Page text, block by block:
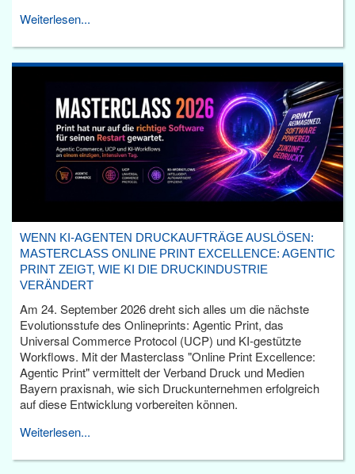
Weiterlesen...
WENN KI-AGENTEN DRUCKAUFTRÄGE AUSLÖSEN:
MASTERCLASS ONLINE PRINT EXCELLENCE: AGENTIC
PRINT ZEIGT, WIE KI DIE DRUCKINDUSTRIE
VERÄNDERT
Am 24. September 2026 dreht sich alles um die nächste
Evolutionsstufe des Onlineprints: Agentic Print, das
Universal Commerce Protocol (UCP) und KI-gestützte
Workflows. Mit der Masterclass "Online Print Excellence:
Agentic Print" vermittelt der Verband Druck und Medien
Bayern praxisnah, wie sich Druckunternehmen erfolgreich
auf diese Entwicklung vorbereiten können.
Weiterlesen...